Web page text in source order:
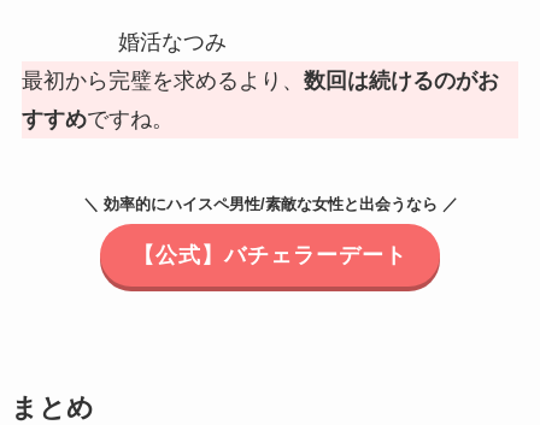
婚活なつみ
最初から完璧を求めるより、 数回は続けるのがお
すすめですね。
＼ 効率的にハイスペ男性/素敵な女性と出会うなら ／
【公式】バチェラーデート
まとめ